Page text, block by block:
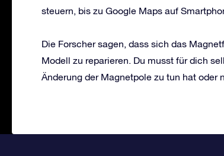
steuern, bis zu Google Maps auf
Die Forscher sagen, dass sich das
Modell zu reparieren. Du musst für dich
Änderung der Magnetpole zu tun hat oder